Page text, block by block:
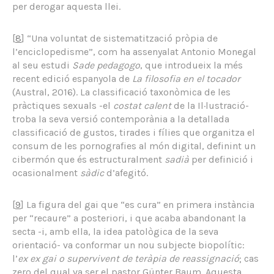
per derogar aquesta llei.
[8] “Una voluntat de sistematització pròpia de
l’enciclopedisme”, com ha assenyalat Antonio Monegal
al seu estudi Sade pedagogo, que introdueix la més
recent edició espanyola de La filosofia en el tocador
(Austral, 2016). La classificació taxonòmica de les
pràctiques sexuals -el costat calentde la Il·lustració-
troba la seva versió contemporània a la detallada
classificació de gustos, tirades i fílies que organitza el
consum de les pornografies al món digital, definint un
cibermón que és estructuralment sadià per definició i
ocasionalment sàdicd’afegitó.
[9] La figura del gai que “es cura” en primera instància
per “recaure” a posteriori, i que acaba abandonant la
secta -i, amb ella, la idea patològica de la seva
orientació- va conformar un nou subjecte biopolític:
l’ex ex gai o supervivent de teràpia de reassignació; cas